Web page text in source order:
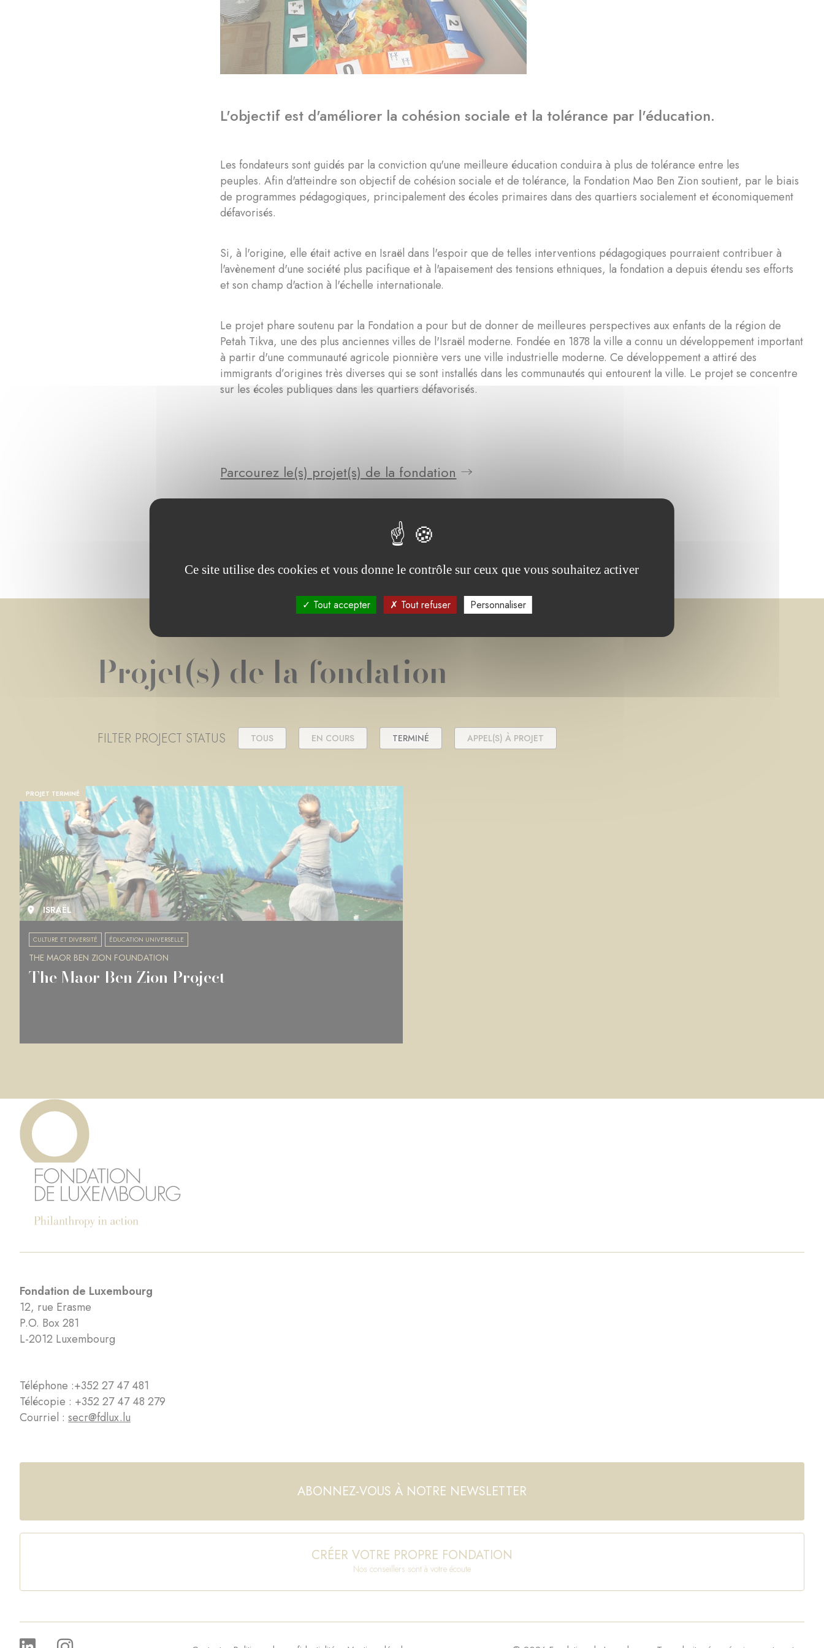
L'objectif est d'améliorer la cohésion sociale et la tolérance par l'éducation.
Les fondateurs sont guidés par la conviction qu'une meilleure éducation conduira à plus de tolérance entre les
peuples. Afin d'atteindre son objectif de cohésion sociale et de tolérance, la Fondation Mao Ben Zion soutient, par le biais
de programmes pédagogiques, principalement des écoles primaires dans des quartiers socialement et économiquement
défavorisés.
Si, à l'origine, elle était active en Israël dans l'espoir que de telles interventions pédagogiques pourraient contribuer à
l'avènement d'une société plus pacifique et à l'apaisement des tensions ethniques, la fondation a depuis étendu ses efforts
et son champ d'action à l'échelle internationale.
Le projet phare soutenu par la Fondation a pour but de donner de meilleures perspectives aux enfants de la région de
Petah Tikva, une des plus anciennes villes de l'Israël moderne. Fondée en 1878 la ville a connu un développement important
à partir d'une communauté agricole pionnière vers une ville industrielle moderne. Ce développement a attiré des
immigrants d’origines très diverses qui se sont installés dans les communautés qui entourent la ville. Le projet se concentre
sur les écoles publiques dans les quartiers défavorisés.
Parcourez le(s) projet(s) de la fondation
Projet(s) de la fondation
FILTER PROJECT STATUS TOUS EN COURS TERMINÉ APPEL(S) À PROJET
PROJET TERMINÉ
ISRAËL
CULTURE ET DIVERSITÉ ÉDUCATION UNIVERSELLE
THE MAOR BEN ZION FOUNDATION
The Maor Ben Zion Project
Fondation de Luxembourg
12, rue Erasme
P.O. Box 281
L-2012 Luxembourg
Téléphone :+352 27 47 481
Télécopie : +352 27 47 48 279
Courriel : secr@fdlux.lu
ABONNEZ-VOUS À NOTRE NEWSLETTER
CRÉER VOTRE PROPRE FONDATION
Nos conseillers sont à votre écoute
Ce site utilise des cookies et vous donne le contrôle sur ceux que vous souhaitez activer
Tout accepter Tout refuser Personnaliser